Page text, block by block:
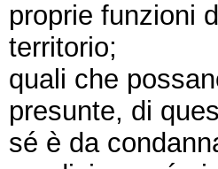
proprie funzioni
territorio;
quali che
presunte, di
sé è da